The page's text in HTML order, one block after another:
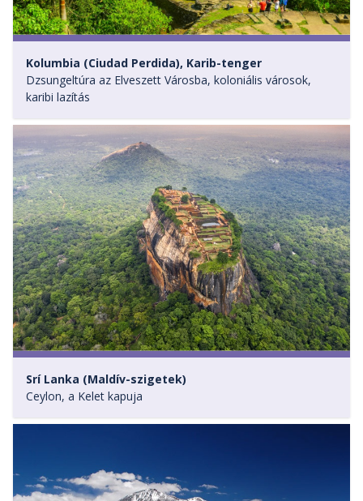
Kolumbia (Ciudad Perdida), Karib-tenger
Dzsungeltúra az Elveszett Városba, koloniális városok,
karibi lazítás
Srí Lanka (Maldív-szigetek)
Ceylon, a Kelet kapuja